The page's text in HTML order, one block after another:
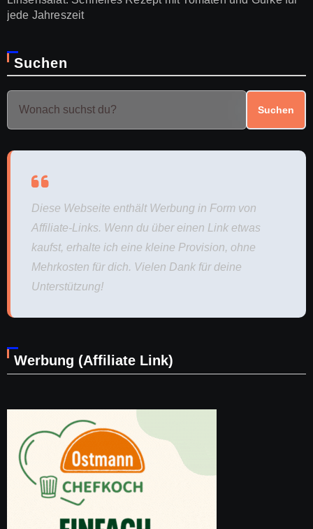
jede Jahreszeit
Suchen
Suchen
Diese Webseite enthält Werbung in Form von
Affiliate-Links. Wenn du über einen Link etwas
kaufst, erhalte ich eine kleine Provision, ohne
Mehrkosten für dich. Vielen Dank für deine
Unterstützung!
Werbung (Affiliate Link)